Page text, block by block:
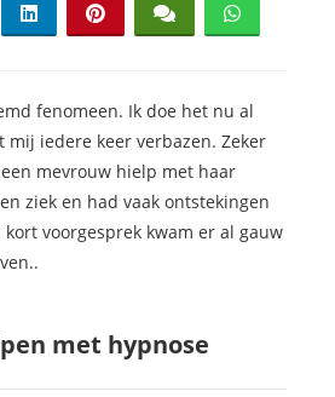
fenomeen. Ik doe het nu al
iedere keer verbazen. Zeker
mevrouw hielp met haar
ziek en had vaak ontstekingen
voorgesprek kwam er al gauw
met hypnose